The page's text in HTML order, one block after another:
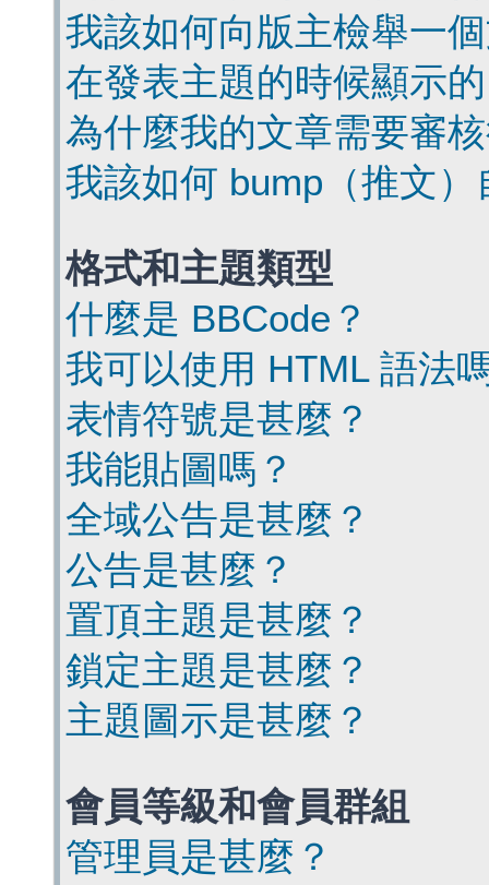
我該如何向版主檢舉一
在發表主題的時候顯示
為什麼我的文章需要審
我該如何 bump（推文
格式和主題類型
什麼是 BBCode？
我可以使用 HTML 語法
表情符號是甚麼？
我能貼圖嗎？
全域公告是甚麼？
公告是甚麼？
置頂主題是甚麼？
鎖定主題是甚麼？
主題圖示是甚麼？
會員等級和會員群組
管理員是甚麼？